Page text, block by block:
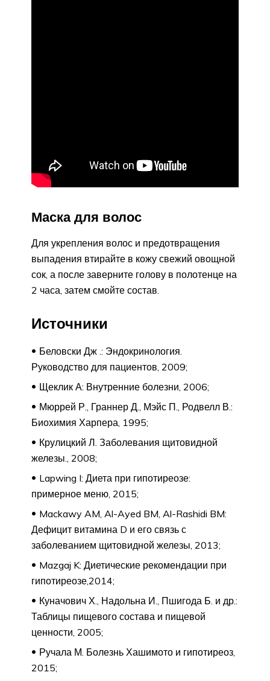
Маска для волос
Для укрепления волос и предотвращения
выпадения втирайте в кожу свежий овощной
сок, а после заверните голову в полотенце на
2 часа, затем смойте состав.
Источники
Беловски Дж .: Эндокринология.
Руководство для пациентов, 2009;
Щеклик А: Внутренние болезни, 2006;
Мюррей Р., Граннер Д., Мэйс П., Родвелл В.:
Биохимия Харпера, 1995;
Крулицкий Л. Заболевания щитовидной
железы., 2008;
Lapwing I: Диета при гипотиреозе:
примерное меню, 2015;
Mackawy AM, Al-Ayed BM, Al-Rashidi BM:
Дефицит витамина D и его связь с
заболеванием щитовидной железы, 2013;
Mazgaj K: Диетические рекомендации при
гипотиреозе,2014;
Куначович Х., Надольна И., Пшигода Б. и др.:
Таблицы пищевого состава и пищевой
ценности, 2005;
Ручала М. Болезнь Хашимото и гипотиреоз,
2015;